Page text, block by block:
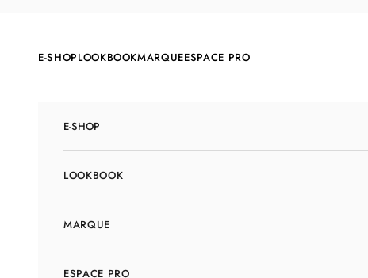
E-SHOPLOOKBOOKMARQUEESPACE PRO
E-SHOP
LOOKBOOK
MARQUE
ESPACE PRO